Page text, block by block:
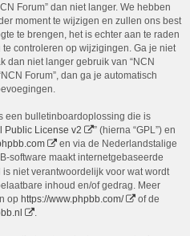
Forum” dan niet langer. We hebben
moment te wijzigen en zullen ons best
te brengen, het is echter aan te raden
controleren op wijzigingen. Ga je niet
dan niet langer gebruik van “NCN
Forum”, dan ga je automatisch
een bulletinboardoplossing die is
Public License v2
” (hierna “GPL”) en
en via de Nederlandstalige
software maakt internetgebaseerde
niet verantwoordelijk voor wat wordt
inhoud en/of gedrag. Meer
op https://www.phpbb.com/
of de
.